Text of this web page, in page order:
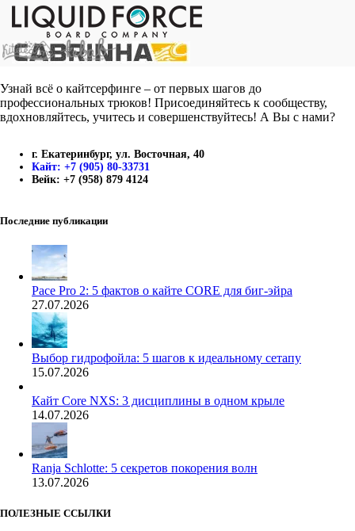
Узнай всё о кайтсерфинге – от первых шагов до
профессиональных трюков! Присоединяйтесь к сообществу,
вдохновляйтесь, учитесь и совершенствуйтесь! А Вы с нами?
г. Екатеринбург, ул. Восточная, 40
Кайт: +7 (905) 80-33731
Вейк: +7 (958) 879 4124
Последние публикации
Pace Pro 2: 5 фактов о кайте CORE для биг-эйра
27.07.2026
Выбор гидрофойла: 5 шагов к идеальному сетапу
15.07.2026
Кайт Core NXS: 3 дисциплины в одном крыле
14.07.2026
Ranja Schlotte: 5 секретов покорения волн
13.07.2026
ПОЛЕЗНЫЕ ССЫЛКИ